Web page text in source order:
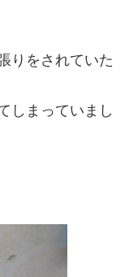
りをされていた
しまっていまし